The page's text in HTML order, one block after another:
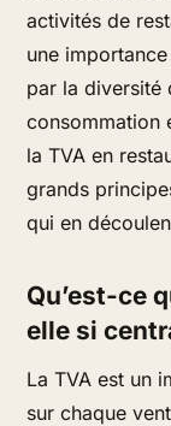
activités de
une
par la diversité
consommation
la TVA en
grands
qui en
Qu’est-ce
elle si
La TVA est un
sur chaque